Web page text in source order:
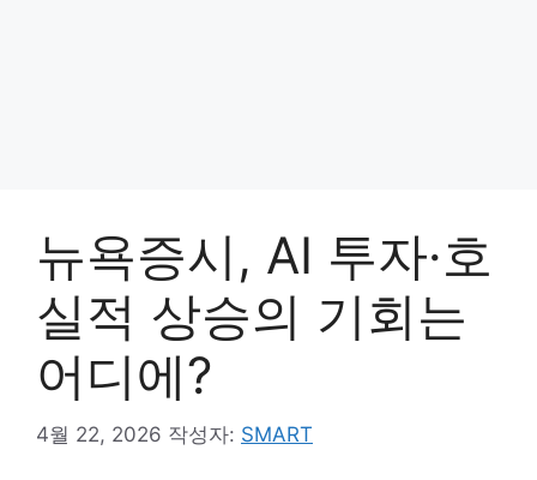
뉴욕증시, AI 투자·호
실적 상승의 기회는
어디에?
4월 22, 2026 작성자: SMART